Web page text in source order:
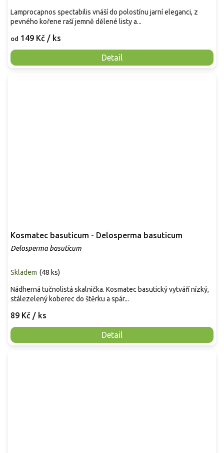
od 149 Kč / ks
Detail
Lamprocapnos spectabilis vnáší do polostínu jarní eleganci, z
pevného kořene raší jemně dělené listy a...
Kosmatec basuticum - Delosperma basuticum
Delosperma basuticum
Skladem (48 ks)
89 Kč / ks
Detail
Nádherná tučnolistá skalnička. Kosmatec basutický vytváří nízký,
stálezelený koberec do štěrku a spár...